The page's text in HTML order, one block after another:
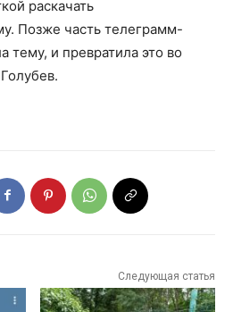
раскачать
Позже часть телеграмм-
тему, и превратила это во
Следующая статья